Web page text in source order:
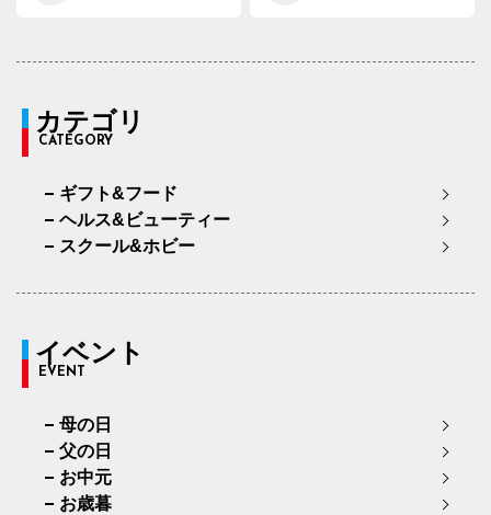
カテゴリ
CATEGORY
ギフト&フード
ヘルス&ビューティー
スクール&ホビー
イベント
EVENT
母の日
父の日
お中元
お歳暮